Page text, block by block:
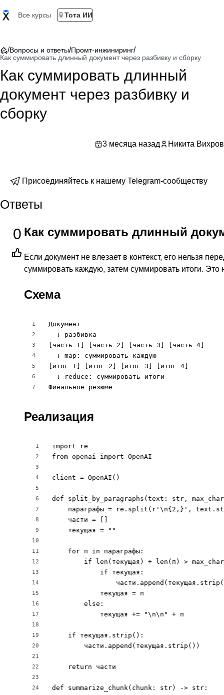
Все курсы Тота ИИ
/Вопросы и ответы/Промт-инжиниринг/
Как суммировать длинный документ через разбивку и сборку
Как суммировать длинный
документ через разбивку и
сборку
3 месяца назад Никита Вихров
Присоединяйтесь к нашему Telegram-сообществу
Ответы
0 Как суммировать длинный
Если документ не влезает в контекст, его нельзя
суммировать каждую, затем суммировать итоги. Это
Схема
1
2
3
4
5
6
7
Документ
  ↓ разбивка
[часть 1] [часть 2] [часть 3] [часть 4]
  ↓ map: суммировать каждую
[итог 1] [итог 2] [итог 3] [итог 4]
  ↓ reduce: суммировать итоги
Финальное резюме
Реализация
1
2
3
4
5
6
7
8
9
10
11
12
13
14
15
16
17
18
19
20
21
22
23
24
import re
from openai import OpenAI
client = OpenAI()
def split_by_paragraphs(text: str,
параграфы = re.split(r'\n{2,}',
    части = []
    текущая = ""
    for п in параграфы:
if len(текущая) + len(п) >
            if текущая:
            текущая = п
        else:
            текущая += "\n\n" + п
    if текущая.strip():
        части.append(текущая.strip())
    return части
def summarize_chunk(chunk: str) -> str: